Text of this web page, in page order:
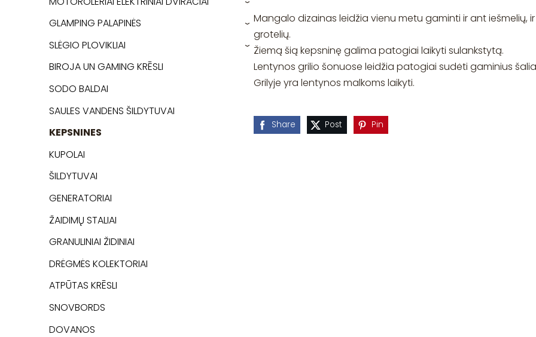
›
GLAMPING PALAPINĖS ›
SLĖGIO PLOVIKLIAI ›
BIROJA UN GAMING KRĒSLI
SODO BALDAI
SAULES VANDENS ŠILDYTUVAI
KEPSNINES
KUPOLAI
ŠILDYTUVAI
GENERATORIAI
ŽAIDIMŲ STALIAI
GRANULINIAI ŽIDINIAI
DRĖGMĖS KOLEKTORIAI
ATPŪTAS KRĒSLI
SNOVBORDS
DOVANOS
Mangalo dizainas leidžia vienu metu gaminti ir ant iešmelių,
grotelių.
Žiemą šią kepsninę galima patogiai laikyti sulankstytą.
Lentynos grilio šonuose leidžia patogiai sudėti gaminius
Grilyje yra lentynos malkoms laikyti.
Share Post Pin